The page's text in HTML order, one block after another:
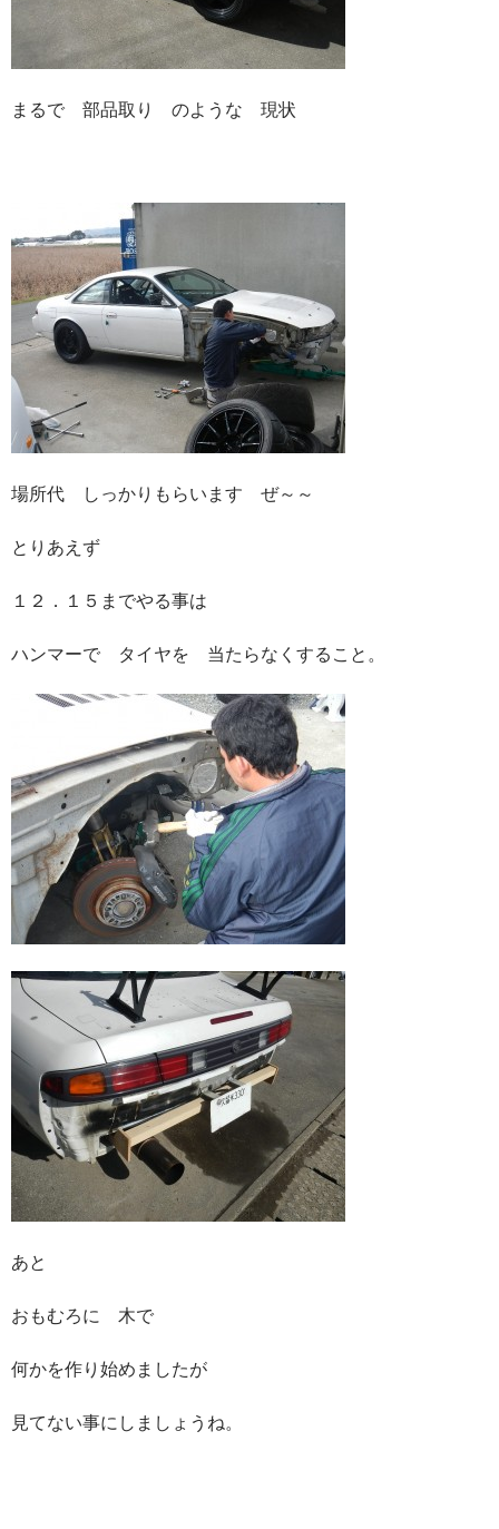
まるで 部品取り のような 現状
場所代 しっかりもらいます ぜ～～
とりあえず
１２．１５までやる事は
ハンマーで タイヤを 当たらなくすること。
あと
おもむろに 木で
何かを作り始めましたが
見てない事にしましょうね。